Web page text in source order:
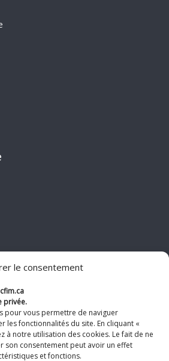
le consentement
privée.
pour vous permettre de naviguer
les fonctionnalités du site. En cliquant «
à notre utilisation des cookies. Le fait de ne
son consentement peut avoir un effet
et fonctions.
CFIM
Suivez-nous